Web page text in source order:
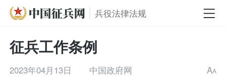
兵役法律法规
征兵工作条例
2023年04月13日 中国政府网 AA